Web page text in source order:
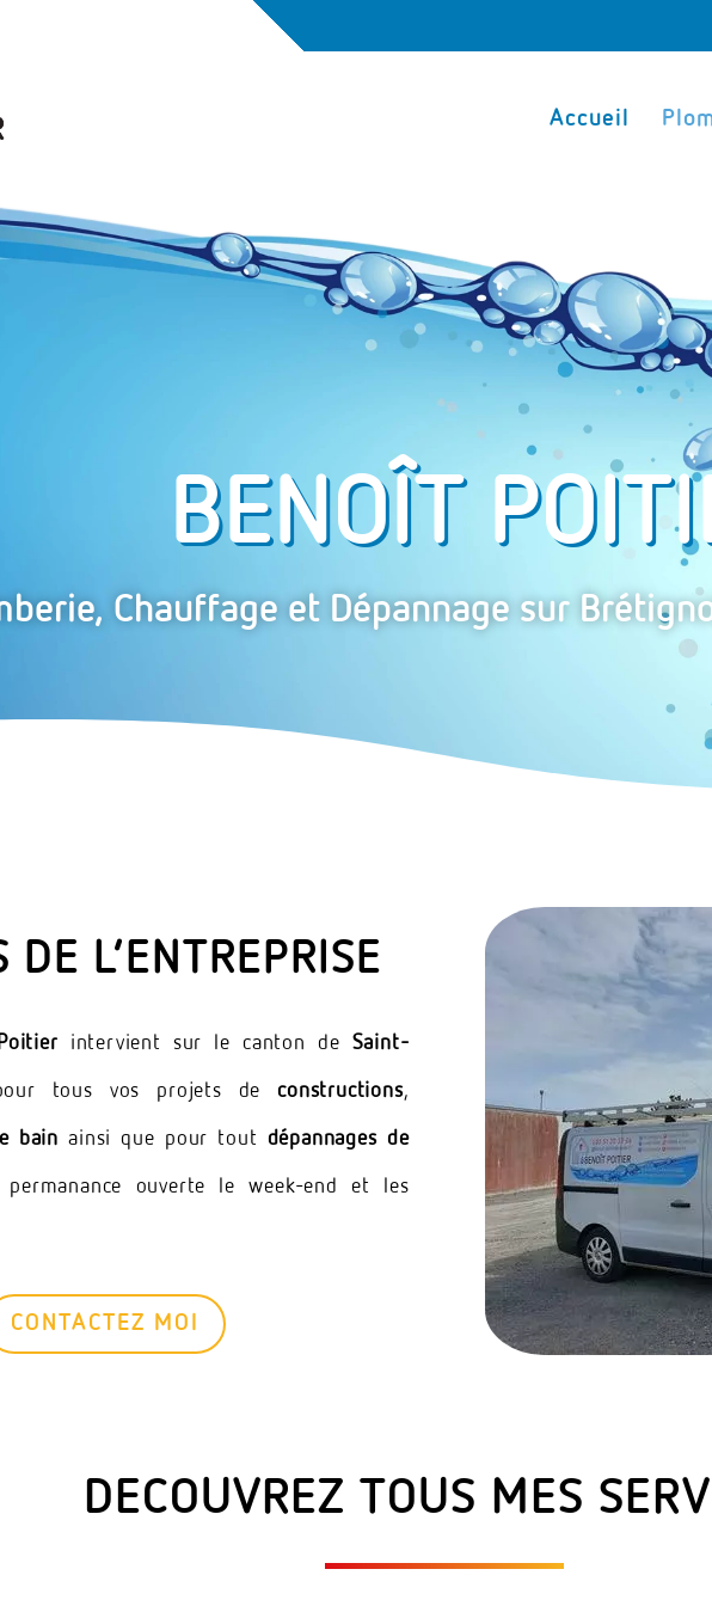
Accueil
BENOÎT
Chauffage et Dépannage sur
DE L’ENTREPRISE
intervient sur le canton de Saint-
tous vos projets deconstructions,
bain ainsi que pour tout dépannages de
ouverte le week-end et les
CONTACTEZ MOI
DECOUVREZ TOUS MES